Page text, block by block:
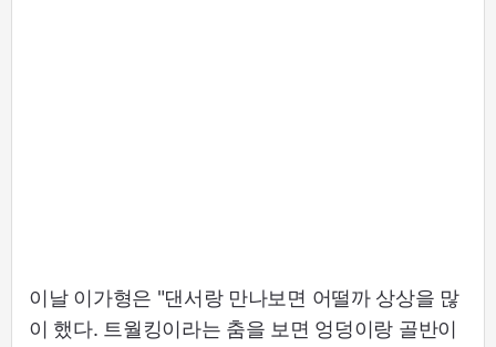
이날 이가형은 "댄서랑 만나보면 어떨까 상상을 많
이 했다. 트월킹이라는 춤을 보면 엉덩이랑 골반이